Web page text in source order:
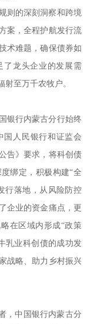
则的深刻洞察和跨境
案，全程护航发行流
术难题，确保债券如
了龙头企业的发展需
至万千农牧户。
银行内蒙古分行始终
国人民银行和证监会
告》要求，将科创债
绑定，积极构建“全
行落地，从风险防控
企业的资金痛点，更
在区域内形成“政策
乳业科创债的成功发
战略、助力乡村振兴
，中国银行内蒙古分